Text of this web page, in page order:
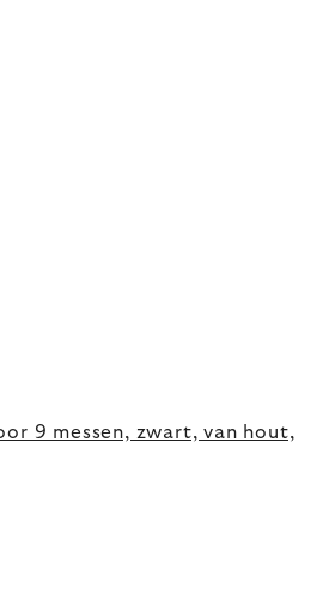
9 messen, zwart, van hout,